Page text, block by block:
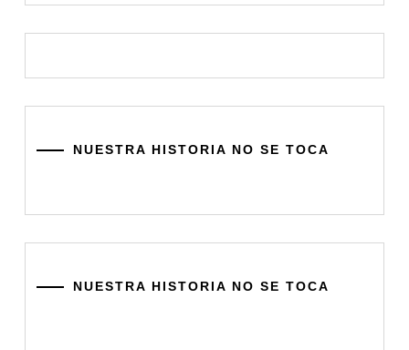
NUESTRA HISTORIA NO SE TOCA
NUESTRA HISTORIA NO SE TOCA